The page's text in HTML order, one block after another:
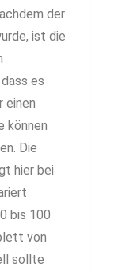
der
ist die
es
einen
können
Die
hier bei
bis 100
von
sollte